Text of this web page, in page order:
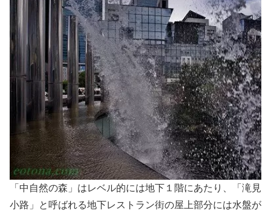
「中自然の森」はレベル的には地下１階にあたり、「滝見
小路」と呼ばれる地下レストラン街の屋上部分には水盤が